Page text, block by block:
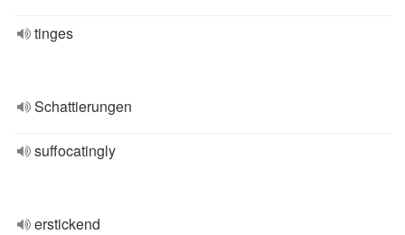
tinges
Schattierungen
suffocatingly
erstickend